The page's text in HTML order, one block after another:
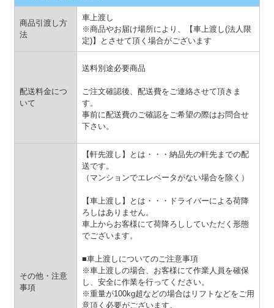
商品引渡し方
法
車上渡し
※商品やお届け場所により、
【車上渡し(法人限
定)】
とさせて頂く場合がございます
配送料金につ
いて
送料別途必要商品
ご注文確認後、配送費をご連絡させて頂きま
す。
事前に配送費のご確認をご希望の際はお問合せ
下さい。
その他・注意
事項
【軒先渡し】とは・・・納品先の軒先までの配
送です。
（マンションでエレベータがない場合を除く）
【車上渡し】とは・・・ドライバーによる荷降
ろしはありません。
車上からお客様にて荷降ろししていただく形態
でございます。
■車上渡しについてのご注意事項
※車上渡しの場合、お客様にて作業人員を確保
し、安全に作業を行ってください。
※重量が100kg超などの場合はリフトなどをご用
意頂く必要がございます。